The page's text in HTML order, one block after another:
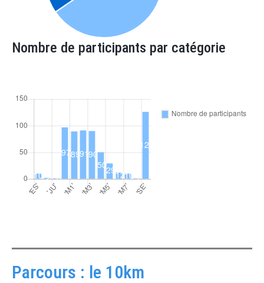
Nombre de participants par catégorie
Parcours : le 10km